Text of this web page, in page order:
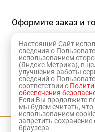
Оформите заказ и
Приходите
Настоящий Сайт
сведения о
использованием
(Яндекс Метрика), в
улучшения работы
сведений о
соответствии с
обеспечения
Если Вы продолжите
мы будем считать,
использованием
запретить сохранение
браузера